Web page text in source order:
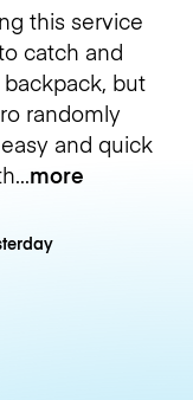
this service
catch and
but
randomly
and quick
more